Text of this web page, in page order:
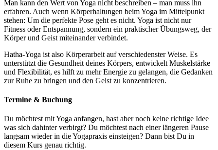
Man kann den Wert von Yoga nicht beschreiben – man muss ihn
erfahren. Auch wenn Körperhaltungen beim Yoga im Mittelpunkt
stehen: Um die perfekte Pose geht es nicht. Yoga ist nicht nur
Fitness oder Entspannung, sondern ein praktischer Übungsweg, der
Körper und Geist miteinander verbindet.
Hatha-Yoga ist also Körperarbeit auf verschiedenster Weise. Es
unterstützt die Gesundheit deines Körpers, entwickelt Muskelstärke
und Flexibilität, es hilft zu mehr Energie zu gelangen, die Gedanken
zur Ruhe zu bringen und den Geist zu konzentrieren.
Termine & Buchung
Du möchtest mit Yoga anfangen, hast aber noch keine richtige Idee
was sich dahinter verbirgt? Du möchtest nach einer längeren Pause
langsam wieder in die Yogapraxis einsteigen? Dann bist Du in
diesem Kurs genau richtig.